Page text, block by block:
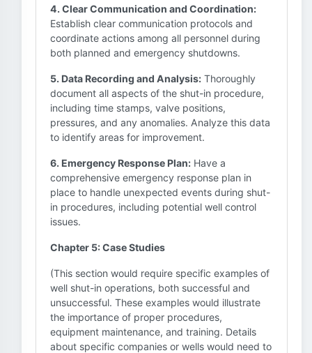
4. Clear Communication and Coordination:
Establish clear communication protocols and
coordinate actions among all personnel during
both planned and emergency shutdowns.
5. Data Recording and Analysis: Thoroughly
document all aspects of the shut-in procedure,
including time stamps, valve positions,
pressures, and any anomalies. Analyze this data
to identify areas for improvement.
6. Emergency Response Plan: Have a
comprehensive emergency response plan in
place to handle unexpected events during shut-
in procedures, including potential well control
issues.
Chapter 5: Case Studies
(This section would require specific examples of
well shut-in operations, both successful and
unsuccessful. These examples would illustrate
the importance of proper procedures,
equipment maintenance, and training. Details
about specific companies or wells would need to